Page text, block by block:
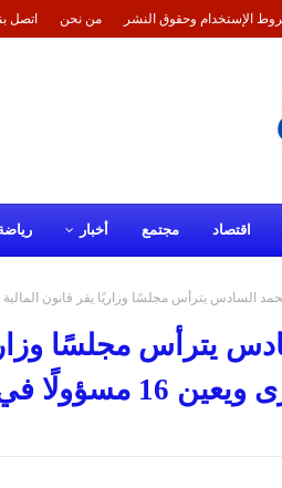
الإستخدام وحقوق النشر من نحن اتصل
اقتصاد مجتمع أخبار
يترأس مجلسًا وزاريًا يقر قانون المالية 2026 بأربع أولويات كبرى ويعين 16 مسؤولًا في مناصب عليا
في مناصب عليا